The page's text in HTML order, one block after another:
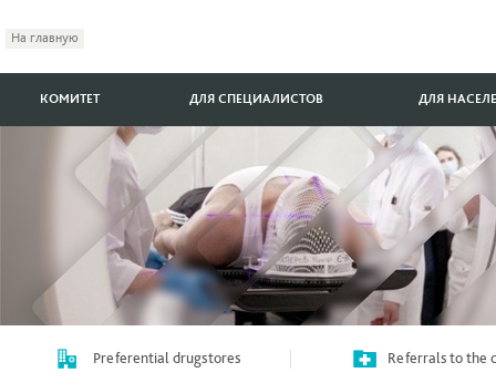
На главную
КОМИТЕТ ДЛЯ СПЕЦИАЛИСТОВ ДЛЯ
Preferential drugstores Referrals to the